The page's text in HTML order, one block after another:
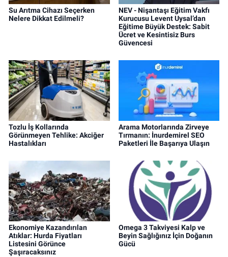
Su Arıtma Cihazı Seçerken
Nelere Dikkat Edilmeli?
NEV - Nişantaşı Eğitim Vakfı
Kurucusu Levent Uysal’dan
Eğitime Büyük Destek: Sabit
Ücret ve Kesintisiz Burs
Güvencesi
Tozlu İş Kollarında
Görünmeyen Tehlike: Akciğer
Hastalıkları
Arama Motorlarında Zirveye
Tırmanın: İnurdemirel SEO
Paketleri İle Başarıya Ulaşın
Ekonomiye Kazandırılan
Atıklar: Hurda Fiyatları
Listesini Görünce
Şaşıracaksınız
Omega 3 Takviyesi Kalp ve
Beyin Sağlığınız İçin Doğanın
Gücü